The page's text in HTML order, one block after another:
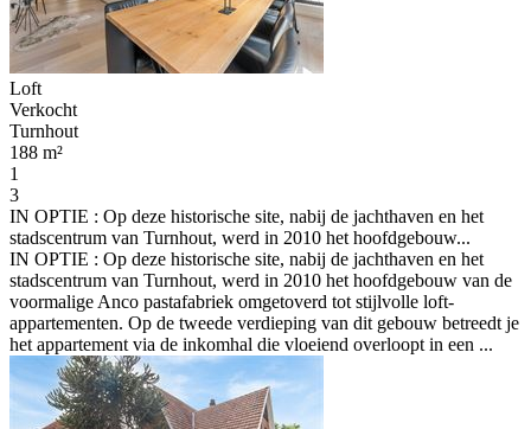
Loft
Verkocht
Turnhout
188 m²
1
3
IN OPTIE : Op deze historische site, nabij de jachthaven en het
stadscentrum van Turnhout, werd in 2010 het hoofdgebouw...
IN OPTIE : Op deze historische site, nabij de jachthaven en het
stadscentrum van Turnhout, werd in 2010 het hoofdgebouw van de
voormalige Anco pastafabriek omgetoverd tot stijlvolle loft-
appartementen. Op de tweede verdieping van dit gebouw betreedt je
het appartement via de inkomhal die vloeiend overloopt in een ...